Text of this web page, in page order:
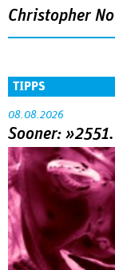
Christopher
TIPPS
08.08.2026
Sooner: